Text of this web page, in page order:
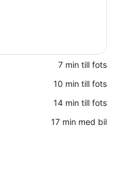
‪7 min till fots‬
‪10 min till fots‬
‪14 min till fots‬
‪17 min med bil‬